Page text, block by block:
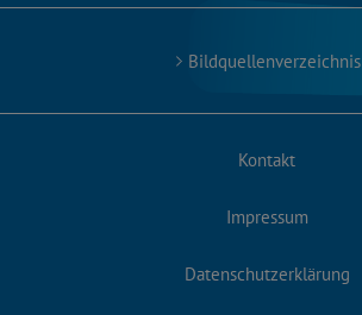
Bildquellenverzeichnis
Kontakt
Impressum
Datenschutzerklärung